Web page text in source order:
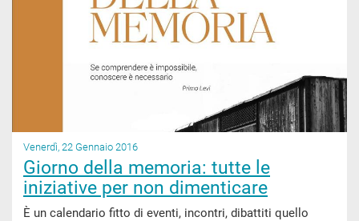
Venerdì, 22 Gennaio 2016
Giorno della memoria: tutte le
iniziative per non dimenticare
È un calendario fitto di eventi, incontri, dibattiti quello